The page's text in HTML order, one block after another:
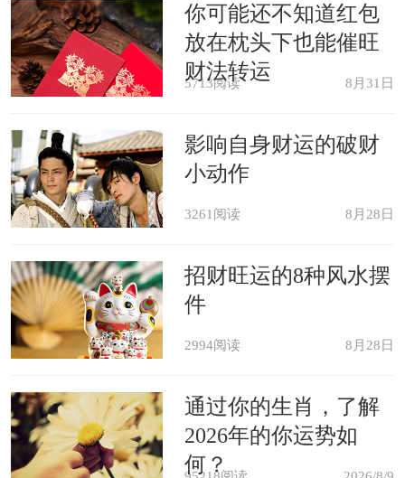
未婚女子梦见住大房子，说明自己
对待感情还是犹豫不决，赶快下决心
上班族梦见住大房子，说明最近开
支会突然增大，有许多意想不到的地方
不然很难存到钱哦。
学生梦见住大房子，主学业，说明
己要多多努力，争取稳定下来。
你可能还不知道红包
放在枕头下也能催旺
财法转运
5713阅读 8月31日
影响自身财运的破财
小动作
3261阅读 8月28日
招财旺运的8种风水摆
件
2994阅读 8月28日
通过你的生肖，了解
2026年的你运势如
何？